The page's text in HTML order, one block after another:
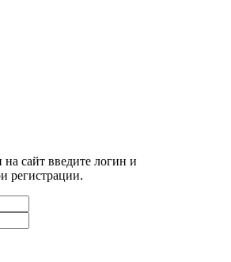
сайт введите логин и
регистрации.